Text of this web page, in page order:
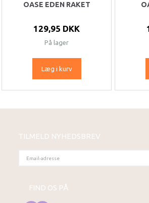
OASE EDEN RAKET
129,95 DKK
På lager
Læg i kurv
TILMELD NYHEDSBREV
ADRESSE
FIND OS PÅ